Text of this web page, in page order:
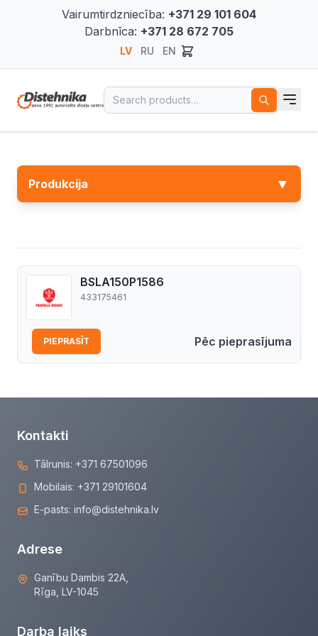
Vairumtirdzniecība: +371 29 101 604
Darbnīca: +371 28 672 705
LV RU EN
Search for:
Produkcija ▼
BSLA150P1586
433175461
Pēc pieprasījuma
PIEPRASĪT
Kontakti
Tālrunis: +371 67501096
Mobilais: +371 29101604
E-pasts: info@distehnika.lv
Adrese
Ganību Dambis 22A,
Rīga, LV-1045
Darba laiks